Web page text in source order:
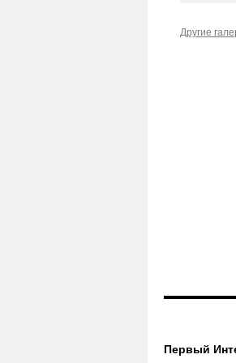
Другие
Первый